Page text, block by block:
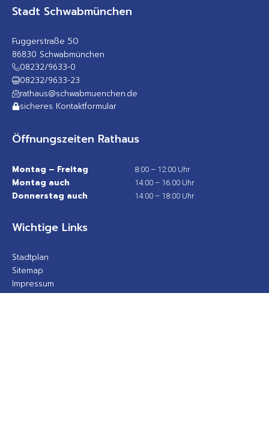
Stadt Schwabmünchen
Fuggerstraße 50
86830 Schwabmünchen
08232/9633-0
08232/9633-23
rathaus@schwabmuenchen.de
sicheres Kontaktformular
Öffnungszeiten Rathaus
Montag – Freitag 8:00 – 12:00 Uhr
Montag auch 14:00 – 16:00 Uhr
Donnerstag auch 14:00 – 18:00 Uhr
Wichtige Links
Stadtplan
Sitemap
Impressum
Datenschutz